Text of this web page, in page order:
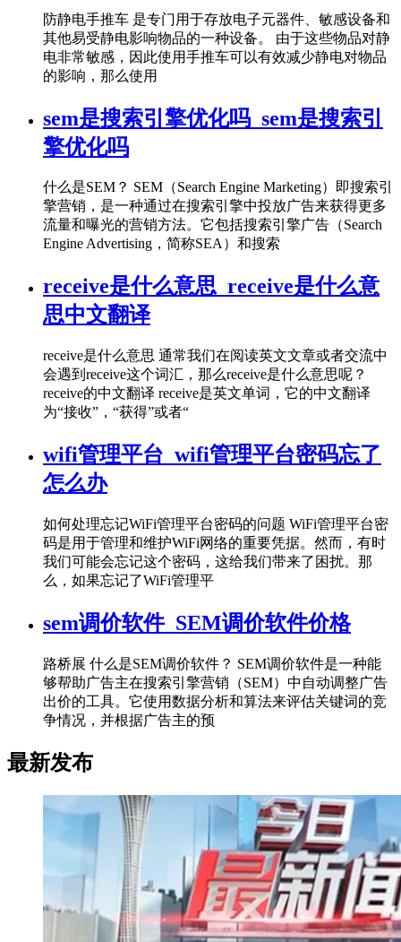
防静电手推车 是专门用于存放电子元器件、敏感设备和
其他易受静电影响物品的一种设备。 由于这些物品对静
电非常敏感，因此使用手推车可以有效减少静电对物品
的影响，那么使用
sem是搜索引擎优化吗_sem是搜索引
擎优化吗
什么是SEM？ SEM（Search Engine Marketing）即搜索引
擎营销，是一种通过在搜索引擎中投放广告来获得更多
流量和曝光的营销方法。它包括搜索引擎广告（Search
Engine Advertising，简称SEA）和搜索
receive是什么意思_receive是什么意
思中文翻译
receive是什么意思 通常我们在阅读英文文章或者交流中
会遇到receive这个词汇，那么receive是什么意思呢？
receive的中文翻译 receive是英文单词，它的中文翻译
为“接收”，“获得”或者“
wifi管理平台_wifi管理平台密码忘了
怎么办
如何处理忘记WiFi管理平台密码的问题 WiFi管理平台密
码是用于管理和维护WiFi网络的重要凭据。然而，有时
我们可能会忘记这个密码，这给我们带来了困扰。那
么，如果忘记了WiFi管理平
sem调价软件_SEM调价软件价格
路桥展 什么是SEM调价软件？ SEM调价软件是一种能
够帮助广告主在搜索引擎营销（SEM）中自动调整广告
出价的工具。它使用数据分析和算法来评估关键词的竞
争情况，并根据广告主的预
最新发布